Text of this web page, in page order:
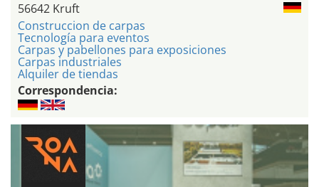
56642 Kruft
Construccion de carpas
Tecnología para eventos
Carpas y pabellones para exposiciones
Carpas industriales
Alquiler de tiendas
Correspondencia: